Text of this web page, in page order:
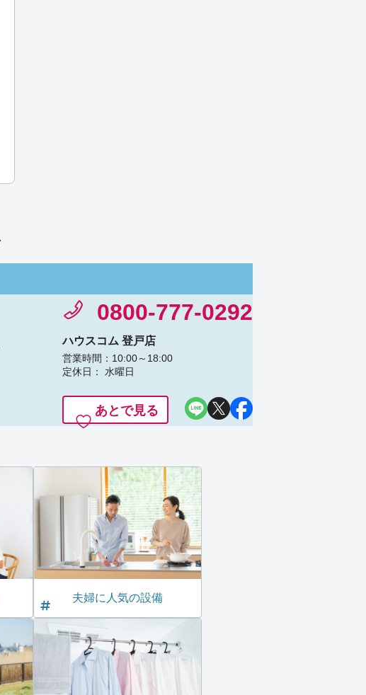
0800-777-0292
ハウスコム 登戸店
営業時間：10:00～18:00
定休日： 水曜日
あとで見る
夫婦に人気の設備